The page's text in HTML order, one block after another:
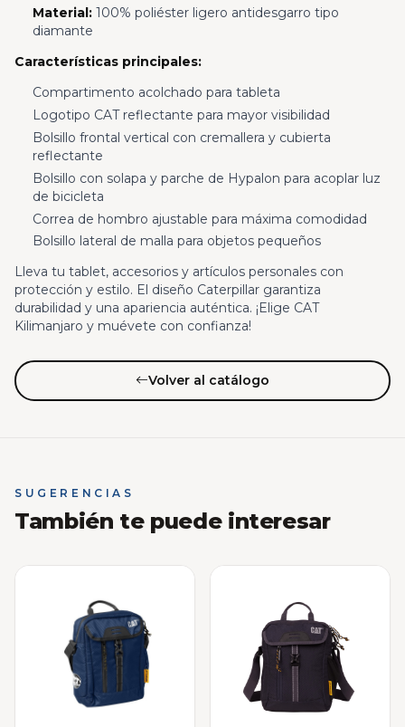
Material:100% poliéster ligero antidesgarro tipo
diamante
Características principales:
Compartimento acolchado para tableta
Logotipo CAT reflectante para mayor visibilidad
Bolsillo frontal vertical con cremallera y cubierta
reflectante
Bolsillo con solapa y parche de Hypalon para acoplar luz
de bicicleta
Correa de hombro ajustable para máxima comodidad
Bolsillo lateral de malla para objetos pequeños
Lleva tu tablet, accesorios y artículos personales con
protección y estilo. El diseño Caterpillar garantiza
durabilidad y una apariencia auténtica. ¡Elige CAT
Kilimanjaro y muévete con confianza!
Volver al catálogo
SUGERENCIAS
También te puede interesar